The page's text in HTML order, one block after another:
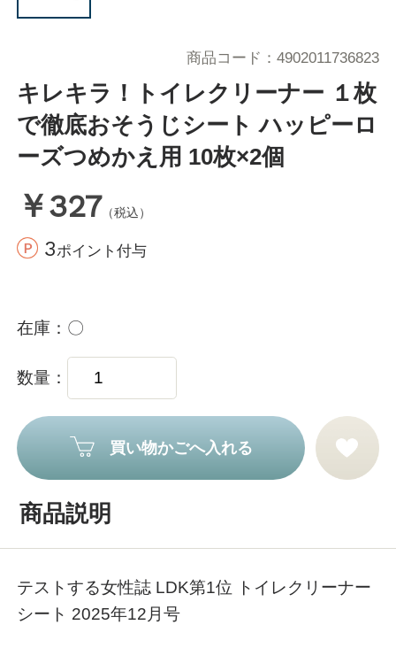
キレキラ！トイレクリーナー １枚
で徹底おそうじシート ハッピーロ
ーズつめかえ用 10枚×2個
￥327 （税込）
3ポイント付与
商品コード 4902011736823
在庫 〇
数量
買い物かごへ入れる
商品説明
テストする女性誌 LDK第1位 トイレクリーナー
シート 2025年12月号